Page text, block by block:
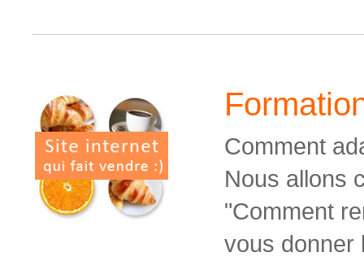
Comment
Nous allons
"Comment
vous donner